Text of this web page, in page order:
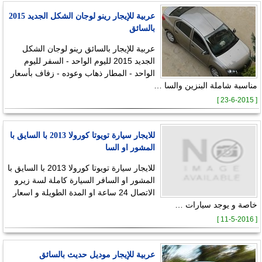
عربية للإيجار رينو لوجان الشكل الجديد 2015
بالسائق
عربية للإيجار بالسائق رينو لوجان الشكل
الجديد 2015 لليوم الواحد - السفر لليوم
الواحد - المطار ذهاب وعوده - زفاف بأسعار
مناسبة شاملة البنزين والسا …
[ 23-6-2015 ]
للايجار سيارة تويوتا كورولا 2013 با السايق با
المشور او السا
للايجار سيارة تويوتا كورولا 2013 با السايق با
المشور او السافر السيارة كاملة لسة زيرو
الاتصال 24 ساعة او المدة الطويلة و اسعار
خاصة و يوجد سيارات …
[ 11-5-2016 ]
عربية للإيجار موديل حديث بالسائق